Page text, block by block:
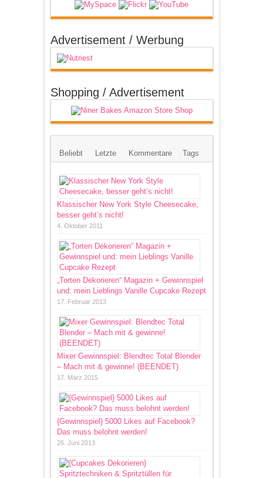
Advertisement / Werbung
Shopping / Advertisement
Beliebt Letzte Kommentare Tags
Klassischer New York Style Cheesecake,
besser geht’s nicht!
4. Oktober 2011
„Torten Dekorieren“ Magazin + Gewinnspiel
und: mein Lieblings Vanille Cupcake Rezept
17. Februar 2013
Mixer Gewinnspiel: Blendtec Total Blender
– Mach mit & gewinne! (BEENDET)
17. März 2015
{Gewinnspiel} 5000 Likes auf Facebook?
Das muss belohnt werden!
26. Juni 2013